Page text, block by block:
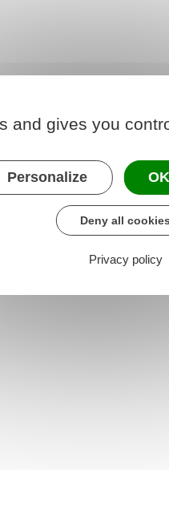
and gives you
Personalize
Deny all cookies
Privacy policy